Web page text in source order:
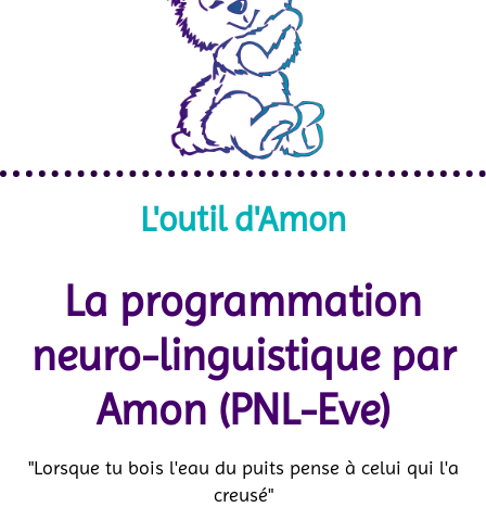
L'outil d'Amon
La programmation
neuro-linguistique par
Amon (PNL-Eve)
"Lorsque tu bois l'eau du puits pense à celui qui l'a
creusé"